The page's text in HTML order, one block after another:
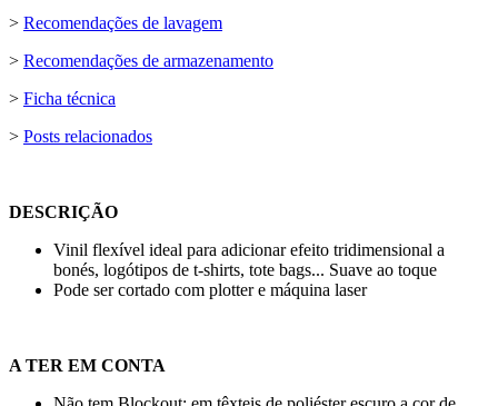
> Recomendações de lavagem
> Recomendações de armazenamento
> Ficha técnica
> Posts relacionados
DESCRIÇÃO
Vinil flexível ideal para adicionar efeito tridimensional a
bonés, logótipos de t-shirts, tote bags... Suave ao toque
Pode ser cortado com plotter e máquina laser
A TER EM CONTA